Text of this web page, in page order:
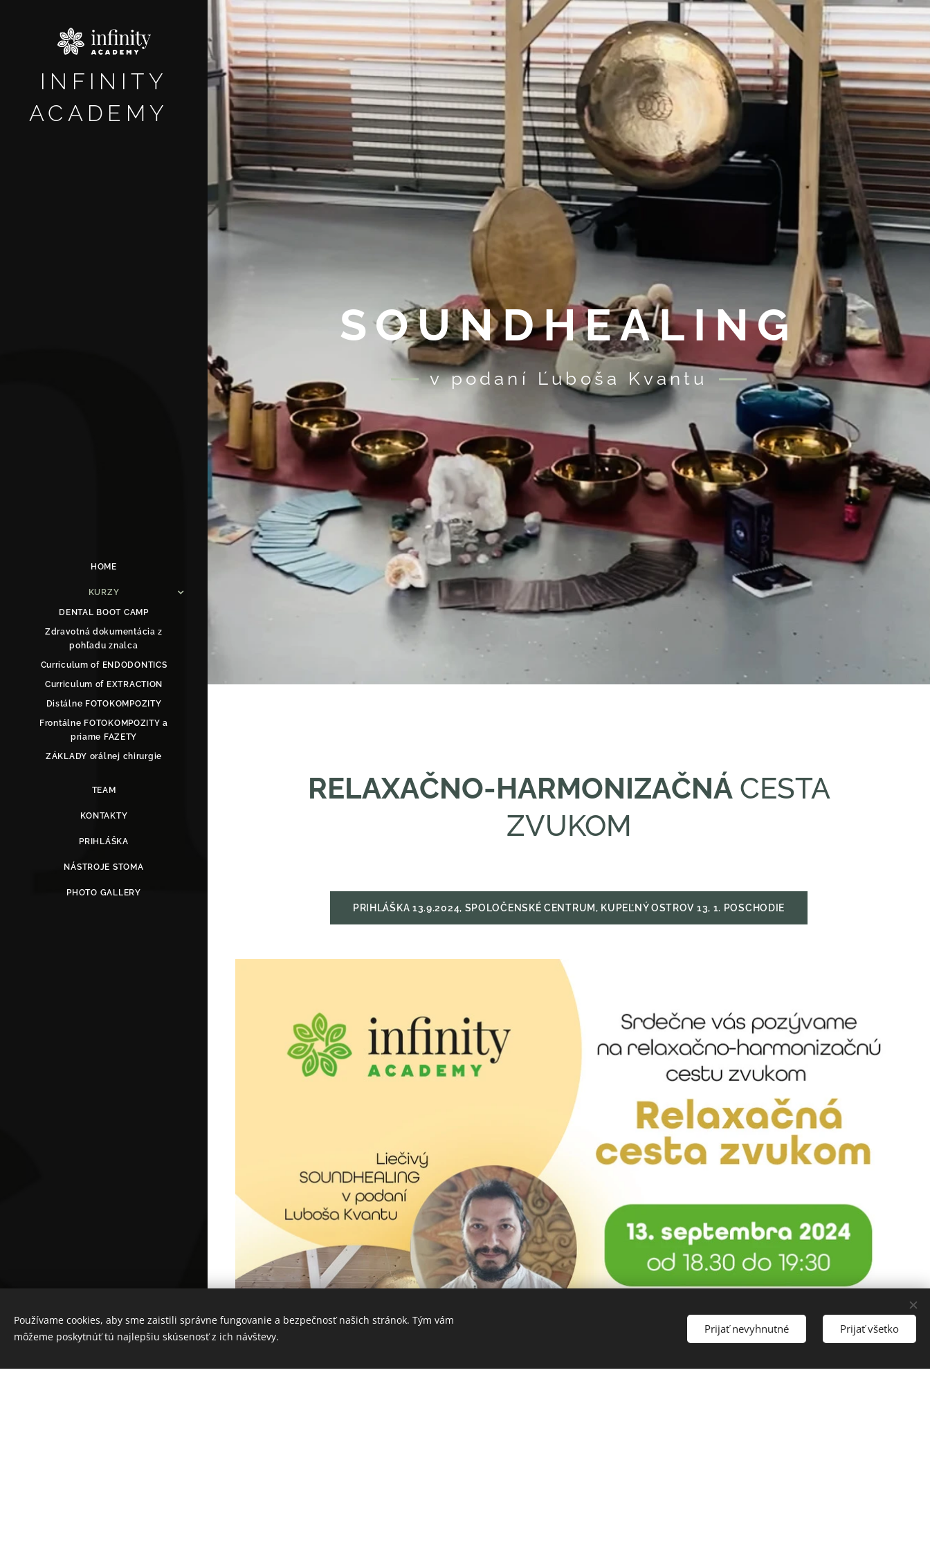
INFINITY
ACADEMY
HOME
KURZY
DENTAL BOOT CAMP
Zdravotná dokumentácia z
pohľadu znalca
Curriculum of ENDODONTICS
Curriculum of EXTRACTION
Distálne FOTOKOMPOZITY
Frontálne FOTOKOMPOZITY a
priame FAZETY
ZÁKLADY orálnej chirurgie
TEAM
KONTAKTY
PRIHLÁŠKA
NÁSTROJE STOMA
PHOTO GALLERY
SOUNDHEALING
v podaní Ľuboša Kvantu
RELAXAČNO-HARMONIZAČNÁ CESTA
ZVUKOM
PRIHLÁŠKA 13.9.2024, SPOLOČENSKÉ CENTRUM, KUPEĽNÝ OSTROV 13, 1. POSCHODIE
Powered by
Webnode
Používame cookies, aby sme zaistili správne fungovanie a bezpečnosť našich stránok. Tým vám
môžeme poskytnúť tú najlepšiu skúsenosť z ich návštevy.
Prijať nevyhnutné Prijať všetko